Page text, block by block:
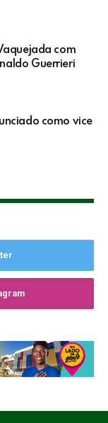
com
Guerrieri
como vice